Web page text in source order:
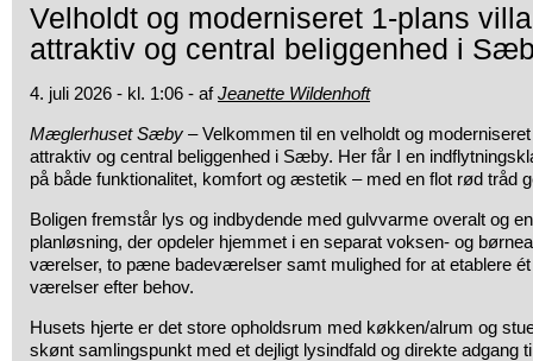
Velholdt og moderniseret 1-plans
attraktiv og central beliggenhed i
4. juli 2026 - kl. 1:06 - afJeanette Wildenhoft
Mæglerhuset Sæby –Velkommen til en velholdt og
attraktiv og central beliggenhed i Sæby. Her får I en
på både funktionalitet, komfort og æstetik – med en flot rød tråd
Boligen fremstår lys og indbydende med gulvvarme overalt og
planløsning, der opdeler hjemmet i en separat voksen- og
værelser, to pæne badeværelser samt mulighed for at etablere
værelser efter behov.
Husets hjerte er det store opholdsrum med køkken/alrum og
skønt samlingspunkt med et dejligt lysindfald og direkte adgang